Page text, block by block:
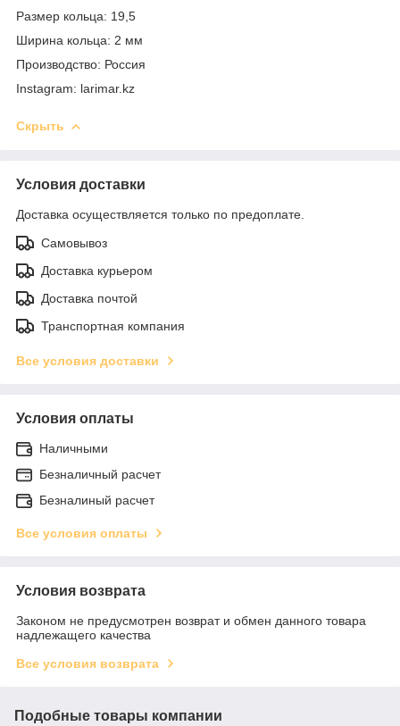
Размер кольца: 19,5
Ширина кольца: 2 мм
Производство: Россия
Instagram: larimar.kz
Скрыть
Условия доставки
Доставка осуществляется только по предоплате.
Самовывоз
Доставка курьером
Доставка почтой
Транспортная компания
Все условия доставки
Условия оплаты
Наличными
Безналичный расчет
Безналиный расчет
Все условия оплаты
Условия возврата
Законом не предусмотрен возврат и обмен данного товара
надлежащего качества
Все условия возврата
Подобные товары компании